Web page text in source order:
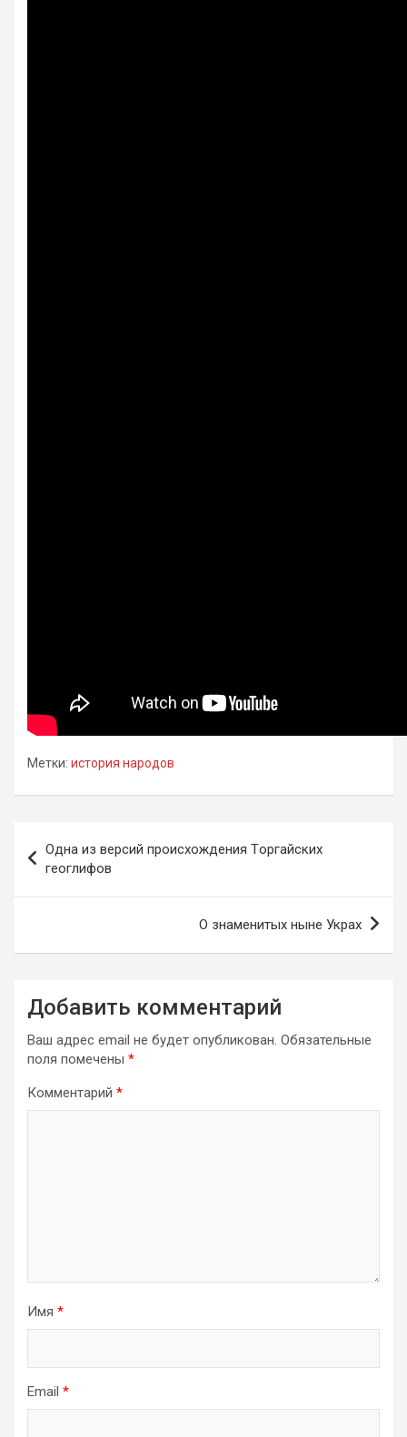
Метки: история народов
по
записям
Одна из версий происхождения Тoргайских
геоглифов
О знаменитых ныне Украх
Добавить комментарий
Ваш адрес email не будет опубликован. Обязательные
поля помечены *
Комментарий *
Имя *
Email *